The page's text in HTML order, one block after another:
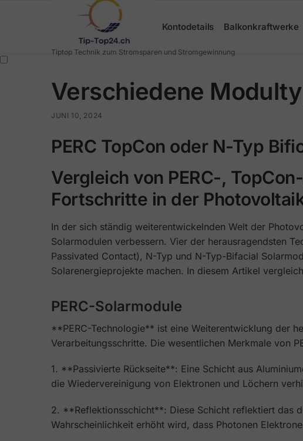
Tiptop Technik zum Stromsparen und Stromgewinnung
Kontodetails Balkonkraftwerke
Verschiedene
JUNI 10, 2024
PERC TopCon oder N-Typ
Vergleich von PERC-,
Fortschritte in der
In der sich ständig weiterentwickelnden Welt der
Solarmodulen verbessern. Vier der herausragendsten
Passivated Contact), N-Typ und N-Typ-Bifacial
Solarenergieprojekte machen. In diesem Artikel
PERC-Solarmodule
**PERC-Technologie** ist eine Weiterentwicklung der
Verarbeitungsschritte. Die wesentlichen Merkmale von
1. **Passivierte Rückseite**: Eine Schicht aus
die Wiedervereinigung von Elektronen und Löchern
2. **Reflektionsschicht**: Diese Schicht reflektiert das
Wahrscheinlichkeit erhöht wird, dass Photonen